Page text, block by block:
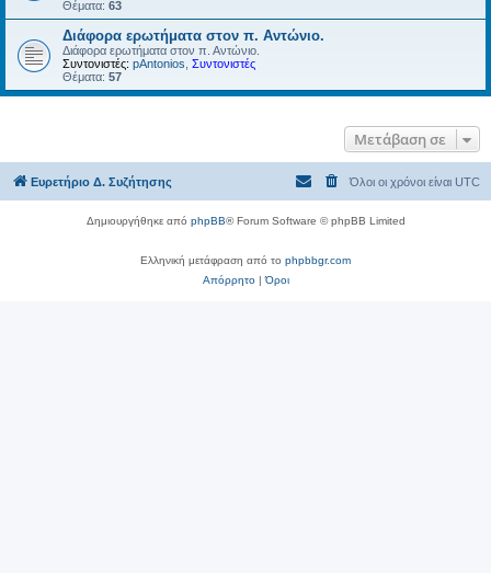
Θέματα: 63
Διάφορα ερωτήματα στον π. Αντώνιο.
Διάφορα ερωτήματα στον π. Αντώνιο.
Συντονιστές: pAntonios Συντονιστές
Θέματα: 57
Μετάβαση σε
Ευρετήριο Δ. Συζήτησης Όλοι οι χρόνοι είναι UTC
Δημιουργήθηκε από phpBB® Forum Software © phpBB Limited
Ελληνική μετάφραση από το phpbbgr.com
Απόρρητο|Όροι